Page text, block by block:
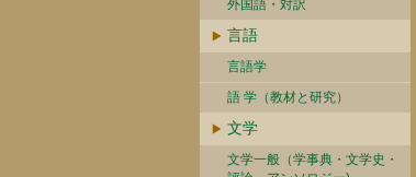
外国語・対訳
言語
言語学
語 学（教材と研究）
文学
文学一般（学事典・文学史・